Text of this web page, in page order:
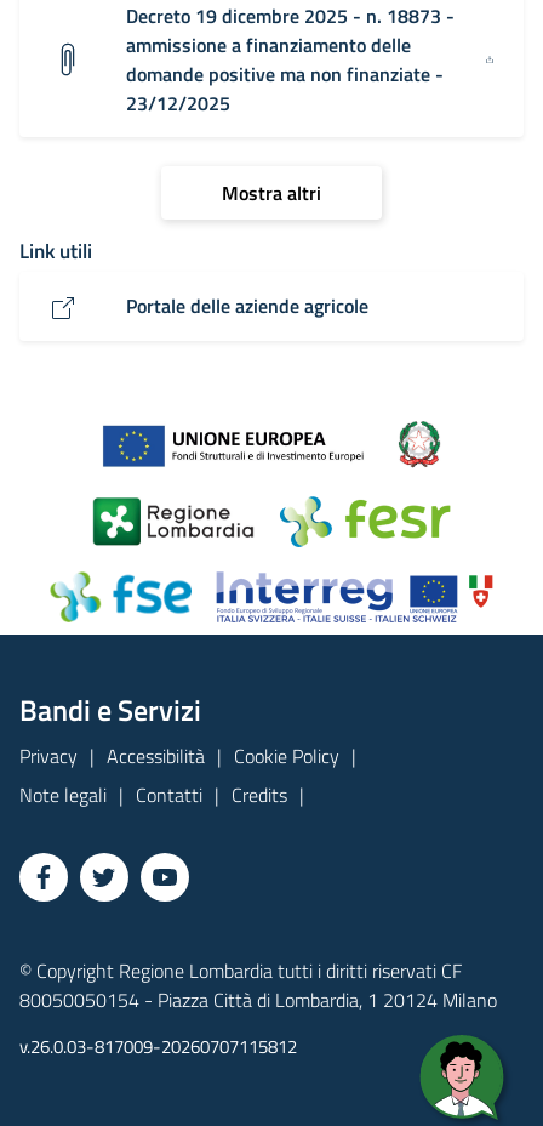
Decreto 19 dicembre 2025 - n. 18873 -
ammissione a finanziamento delle
domande positive ma non finanziate -
23/12/2025
Mostra altri
Link utili
Portale delle aziende agricole
Bandi e Servizi
Privacy Accessibilità
Cookie Policy
Note legali
Contatti Credits
© Copyright Regione Lombardia tutti i diritti riservati CF
80050050154 - Piazza Città di Lombardia, 1 20124 Milano
v.26.0.03-817009-20260707115812